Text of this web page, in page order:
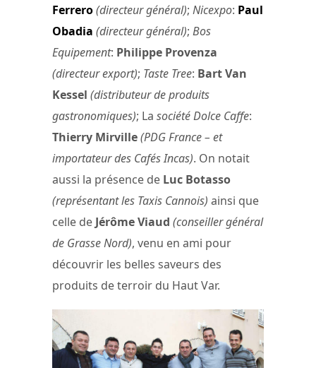
Ferrero(directeur général); Nicexpo: Paul
Obadia (directeur général); Bos
Equipement: Philippe Provenza
(directeur export); Taste Tree: Bart Van
Kessel (distributeur de produits
gastronomiques); La société Dolce Caffe:
Thierry Mirville(PDG France – et
importateur des Cafés Incas). On notait
aussi la présence de Luc Botasso
(représentant les Taxis Cannois) ainsi que
celle de Jérôme Viaud (conseiller général
de Grasse Nord), venu en ami pour
découvrir les belles saveurs des
produits de terroir du Haut Var.